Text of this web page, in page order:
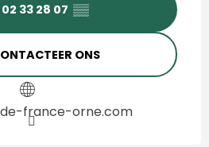
02 33 28 07 ▒▒
ONS
france-orne.com